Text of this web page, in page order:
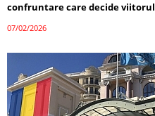
confruntare care decide
07/02/2026